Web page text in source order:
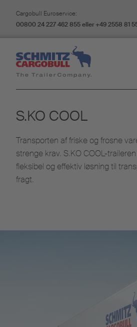
Cargobull Euroservice:
00800 24 227 462 855 eller +49 2558 81 55
S.KO COOL
Transporten af friske og frosne
strenge krav. S.KO COOL-
fleksibel og effektiv løsning til
fragt.